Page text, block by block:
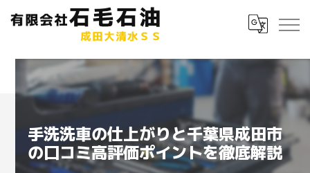
手洗洗車の仕上がりと千葉県成田市
の口コミ高評価ポイントを徹底解説